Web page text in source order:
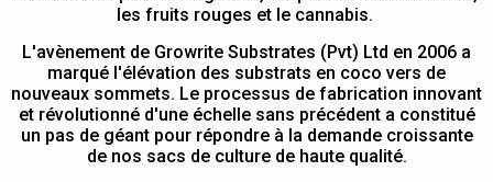
les fruits rouges et le cannabis.
L'avènement de Growrite Substrates (Pvt) Ltd en 2006 a
marqué l'élévation des substrats en coco vers de
nouveaux sommets. Le processus de fabrication innovant
et révolutionné d'une échelle sans précédent a constitué
un pas de géant pour répondre à la demande croissante
de nos sacs de culture de haute qualité.